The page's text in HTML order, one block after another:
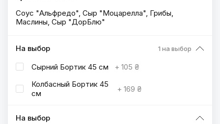
Соус "Альфредо", Сыр "Моцарелла", Грибы,
Маслины, Сыр "ДорБлю"
На выбор 1 на выбор
Сырний Бортик 45 см + 105 ₴
Колбасный Бортик 45
cм
+ 169 ₴
На выбор